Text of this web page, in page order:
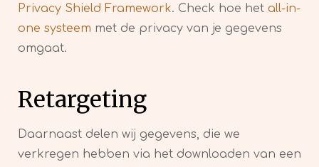
Privacy Shield Framework. Check hoe het all-in-
one systeem met de privacy van je gegevens
omgaat.
Retargeting
Daarnaast delen wij gegevens, die we
verkregen hebben via het downloaden van een